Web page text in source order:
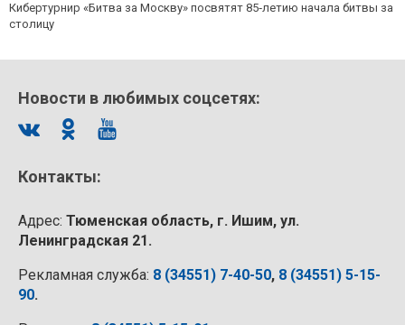
Кибертурнир «Битва за Москву» посвятят 85‑летию начала битвы за
столицу
Новости в любимых соцсетях:
Контакты:
Адрес: Тюменская область, г. Ишим, ул.
Ленинградская 21.
Рекламная служба: 8 (34551) 7-40-50, 8 (34551) 5-15-
90.